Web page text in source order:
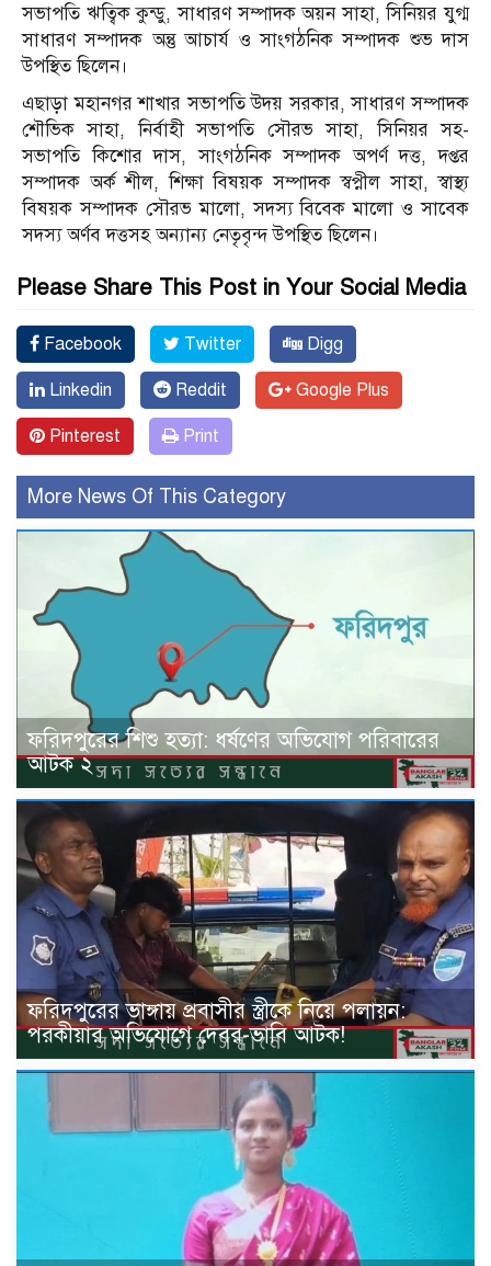
সভাপতি ঋত্বিক কুন্ডু, সাধারণ সম্পাদক অয়ন সাহা, সিনিয়র যুগ্ম
সাধারণ সম্পাদক অন্তু আচার্য ও সাংগঠনিক সম্পাদক শুভ দাস
উপস্থিত ছিলেন।
এছাড়া মহানগর শাখার সভাপতি উদয় সরকার, সাধারণ সম্পাদক
শৌভিক সাহা, নির্বাহী সভাপতি সৌরভ সাহা, সিনিয়র সহ-
সভাপতি কিশোর দাস, সাংগঠনিক সম্পাদক অপর্ণ দত্ত, দপ্তর
সম্পাদক অর্ক শীল, শিক্ষা বিষয়ক সম্পাদক স্বপ্নীল সাহা, স্বাস্থ্য
বিষয়ক সম্পাদক সৌরভ মালো, সদস্য বিবেক মালো ও সাবেক
সদস্য অর্ণব দত্তসহ অন্যান্য নেতৃবৃন্দ উপস্থিত ছিলেন।
Please Share This Post in Your Social Media
Facebook Twitter Digg
Linkedin Reddit Google Plus
Pinterest Print
More News Of This Category
ফরিদপুরের শিশু হত্যা: ধর্ষণের অভিযোগ পরিবারের
আটক ২
ফরিদপুরের ভাঙ্গায় প্রবাসীর স্ত্রীকে নিয়ে পলায়ন:
পরকীয়ার অভিযোগে দেবর-ভাবি আটক!